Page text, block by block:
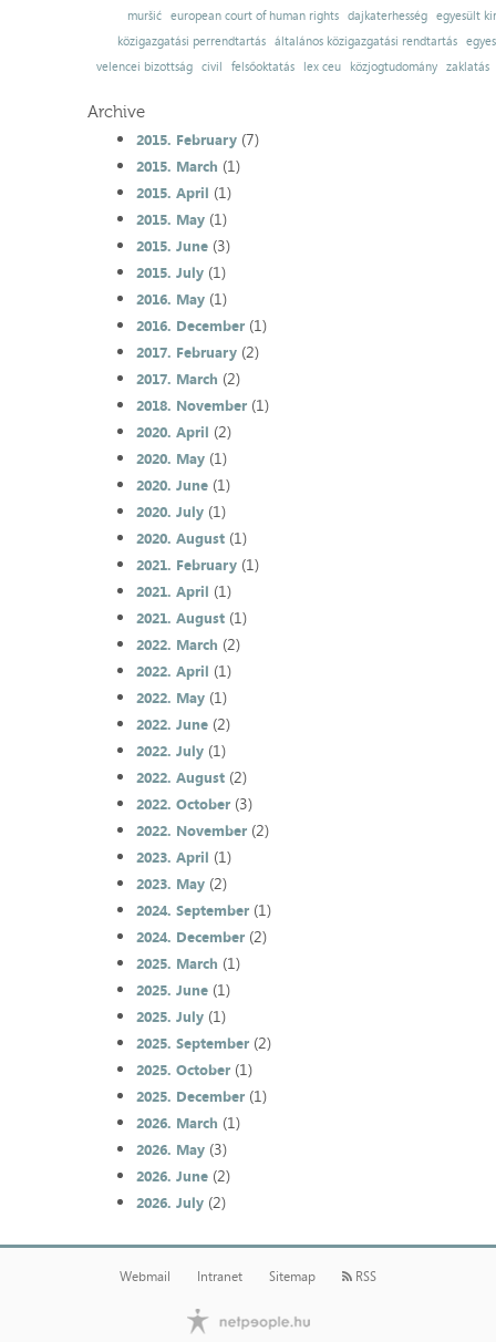
muršić
european court of human rights dajkaterhesség
egyesült
közigazgatási perrendtartás
általános közigazgatási rendtartás
velencei bizottság
civil felsőoktatás lex ceu közjogtudomány zaklatás
Archive
2015. February(7)
2015. March (1)
2015. April (1)
2015. May(1)
2015. June(3)
2015. July(1)
2016. May(1)
2016. December(1)
2017. February(2)
2017. March (2)
2018. November(1)
2020. April (2)
2020. May(1)
2020. June(1)
2020. July(1)
2020. August(1)
2021. February(1)
2021. April (1)
2021. August(1)
2022. March (2)
2022. April (1)
2022. May(1)
2022. June(2)
2022. July(1)
2022. August(2)
2022. October(3)
2022. November(2)
2023. April (1)
2023. May(2)
2024. September(1)
2024. December(2)
2025. March (1)
2025. June(1)
2025. July(1)
2025. September(2)
2025. October(1)
2025. December(1)
2026. March (1)
2026. May(3)
2026. June(2)
2026. July(2)
Webmail Intranet Sitemap RSS